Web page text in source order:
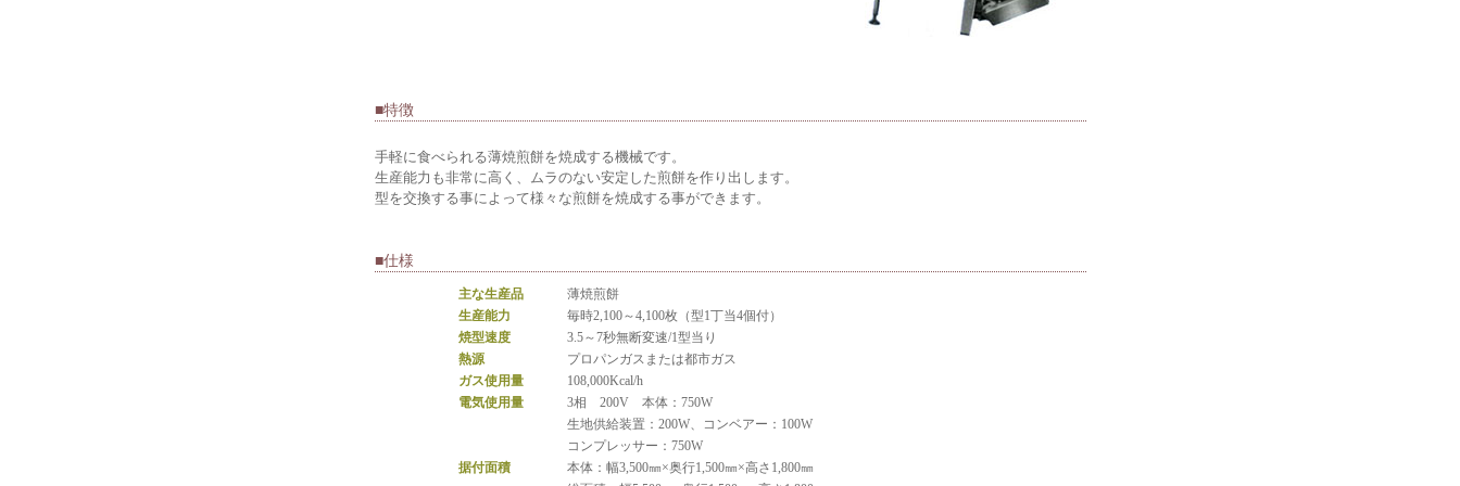
■特徴
手軽に食べられる薄焼煎餅を焼成する機械です。
生産能力も非常に高く、ムラのない安定した煎餅を作り出します。
型を交換する事によって様々な煎餅を焼成する事ができます。
■仕様
主な生産品
薄焼煎餅
生産能力
毎時2,100～4,100枚（型1丁当4個付）
焼型速度
3.5～7秒無断変速/1型当り
熱源
プロパンガスまたは都市ガス
ガス使用量
108,000Kcal/h
電気使用量
3相 200V 本体：750W
生地供給装置：200W、コンベアー：100W
コンプレッサー：750W
据付面積
本体：幅3,500㎜×奥行1,500㎜×高さ1,800㎜